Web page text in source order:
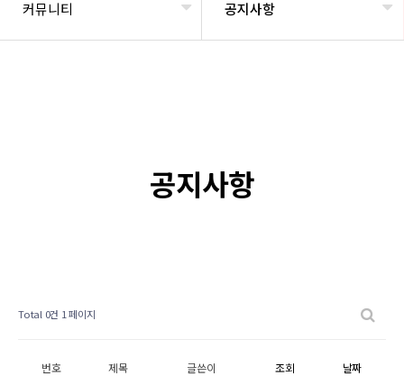
커뮤니티 공지사항
공지사항
Total 0건 1 페이지
번호 제목 글쓴이 조회 날짜